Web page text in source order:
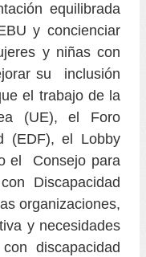
equilibrada
y concienciar
y niñas con
su inclusión
el trabajo de la
(UE), el Foro
(EDF), el Lobby
el Consejo para
Discapacidad
organizaciones,
y necesidades
discapacidad